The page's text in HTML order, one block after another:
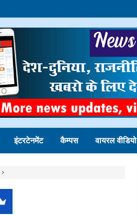
इंटरटेनमेंट कैम्पस वायरल वीडियो